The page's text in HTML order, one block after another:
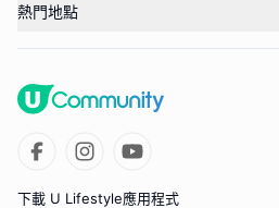
熱門地點
下載 U Lifestyle應用程式